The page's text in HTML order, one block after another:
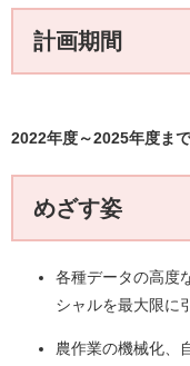
計画期間
2022年度～2025年度ま
めざす姿
各種データの高度
シャルを最大限に
農作業の機械化、